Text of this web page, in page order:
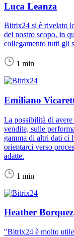
Luca Leanza
Bitrix24 si è rivelato
del nostro scopo, in
collegamento tutti gli
1 min
Emiliano
La possibilità di
vendite, sulle
gamma di altri dati ci
orientarci verso
adatte.
1 min
Heather Borquez
"Bitrix24 è molto